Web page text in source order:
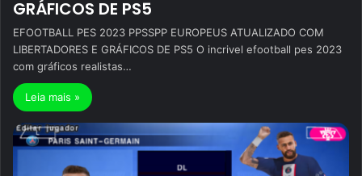
GRÁFICOS DE PS5
EFOOTBALL PES 2023 PPSSPP EUROPEUS ATUALIZADO COM
LIBERTADORES E GRÁFICOS DE PS5 O incrivel efootball pes 2023
com gráficos realistas…
Leia mais »